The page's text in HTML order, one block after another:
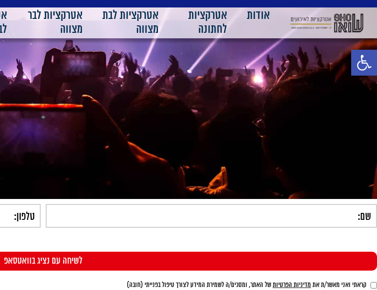
פתח סרגל נגישות
אודות
אטרקציות
לחתונה
אטרקציות לבת
מצווה
אטרקציות לבר
מצווה
קראתי ואני מאשר/ת את מדיניות הפרטיותשל האתר, ומסכים/ה לשמירת המידע לצורך טיפול בפנייתי (חובה)